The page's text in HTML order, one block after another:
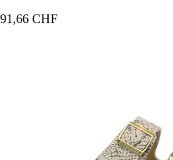
91,66 CHF